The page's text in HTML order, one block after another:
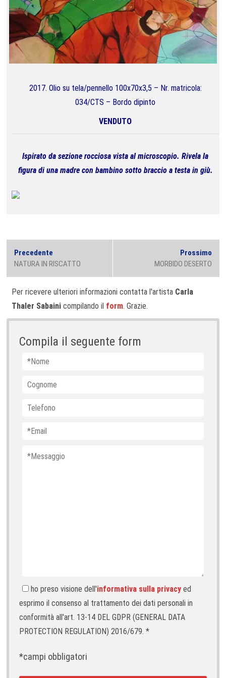
2017. Olio su tela/pennello 100x70x3,5 – Nr. matricola:
034/CTS – Bordo dipinto
VENDUTO
Ispirato da sezione rocciosa vista al microscopio. Rivela la
figura di una madre con bambino sotto braccio a testa in giù.
Navigazione
articoli
Precedente
post:
NATURA IN RISCATTO
ProssimoNext
MORBIDO DESERTO
Per ricevere ulteriori informazioni contatta l'artista Carla
Thaler Sabaini compilando il form. Grazie.
Compila il seguente form
ho preso visione dell'informativa sulla privacy ed
esprimo il consenso al trattamento dei dati personali in
conformità all'art. 13-14 DEL GDPR (GENERAL DATA
PROTECTION REGULATION) 2016/679. *
*campi obbligatori